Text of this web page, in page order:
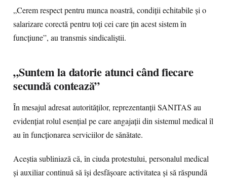
„Cerem respect pentru munca noastră, condiții echitabile și o
salarizare corectă pentru toți cei care țin acest sistem în
funcțiune”, au transmis sindicaliștii.
„Suntem la datorie atunci când fiecare
secundă contează”
În mesajul adresat autorităților, reprezentanții SANITAS au
evidențiat rolul esențial pe care angajații din sistemul medical îl
au în funcționarea serviciilor de sănătate.
Aceștia subliniază că, în ciuda protestului, personalul medical
și auxiliar continuă să își desfășoare activitatea și să răspundă